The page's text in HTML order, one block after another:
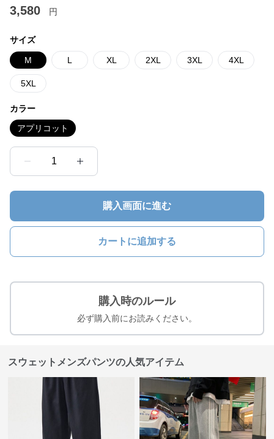
3,580 円
サイズ
M L XL 2XL 3XL 4XL
5XL
カラー
アプリコット
1
購入画面に進む
カートに追加する
購入時のルール
必ず購入前にお読みください。
スウェットメンズパンツの人気アイテム